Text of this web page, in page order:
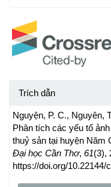
Trích dẫn
Nguyện, P. C., Nguyên,
Phân tích các yếu tố
thuỷ sản tại huyện Năm
Đại học Cần Thơ, 61(3),
https://doi.org/10.22144/